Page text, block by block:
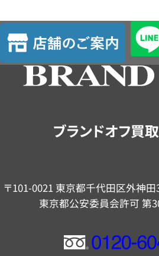
店
舗
の
ブランドオフ買
〒101-0021 東京都千代田区外神
東京都公安委員会許可 第
フ